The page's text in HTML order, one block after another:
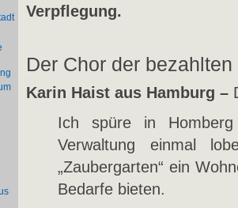
Verpflegung.
Der Chor der
Karin Haist aus Hamburg –
Ich spüre in
Verwaltung einmal
„Zaubergarten“ ein
Bedarfe bieten.